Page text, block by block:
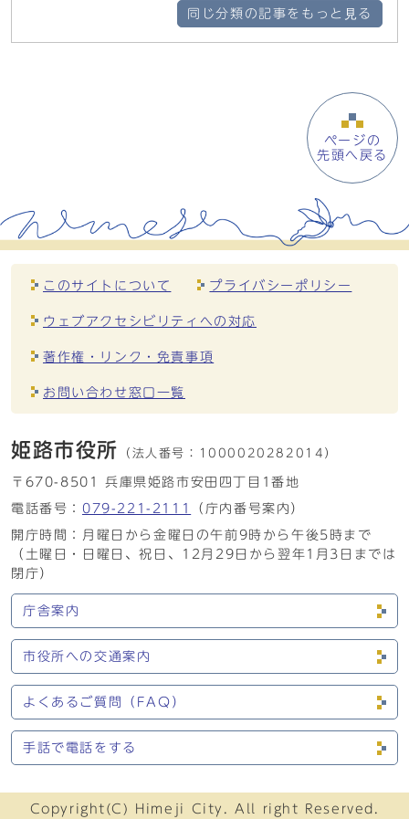
同じ分類の記事をもっと見る
ページの
先頭へ戻る
このサイトについて プライバシーポリシー
ウェブアクセシビリティへの対応
著作権・リンク・免責事項
お問い合わせ窓口一覧
姫路市役所 （法人番号： 1000020282014）
〒670-8501 兵庫県姫路市安田四丁目1番地
電話番号： 079-221-2111
（庁内番号案内）
開庁時間：月曜日から金曜日の午前9時から午後5時まで
（土曜日・日曜日、祝日、12月29日から翌年1月3日までは
閉庁）
庁舎案内
市役所への交通案内
よくあるご質問（FAQ）
手話で電話をする
Copyright(C) Himeji City. All right Reserved.